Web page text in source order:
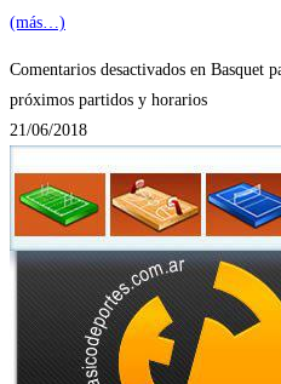
(más…)
Comentarios desactivados en Basquet
próximos partidos y horarios
21/06/2018